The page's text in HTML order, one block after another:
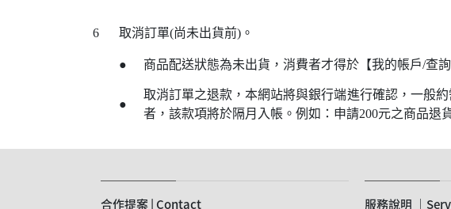
6 取消訂單(尚未出貨前)。
● 商品配送狀態為未出貨，消費者才得於【我的帳戶/查
●
取消訂單之退款，本網站將與銀行端進行確認，一般
者，該款項將於隔月入帳。例如：申請200元之商品退
合作提案 | Contact 服務說明 ｜